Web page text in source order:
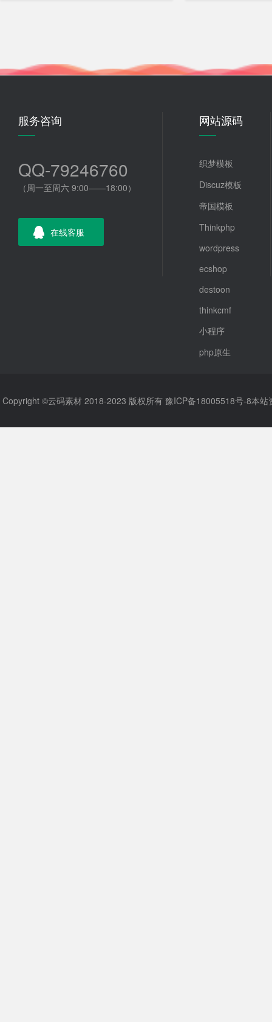
服务咨询
QQ-79246760
（周一至周六 9:00——18:00）
在线客服
网站源码
织梦模板
Discuz模板
帝国模板
Thinkphp
wordpress
ecshop
destoon
thinkcmf
小程序
php原生
Copyright ©云码素材 2018-2023 版权所有 豫ICP备18005518号-8本站